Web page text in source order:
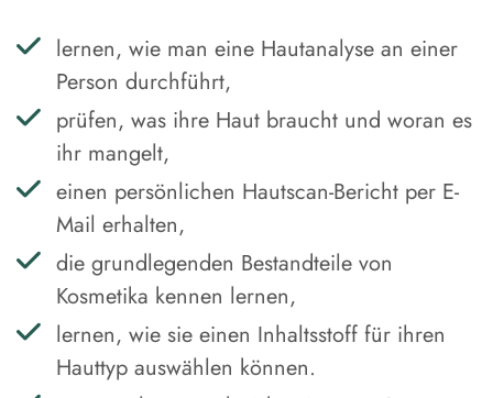
lernen, wie man eine Hautanalyse an einer
Person durchführt,
prüfen, was ihre Haut braucht und woran es
ihr mangelt,
einen persönlichen Hautscan-Bericht per E-
Mail erhalten,
die grundlegenden Bestandteile von
Kosmetika kennen lernen,
lernen, wie sie einen Inhaltsstoff für ihren
Hauttyp auswählen können.